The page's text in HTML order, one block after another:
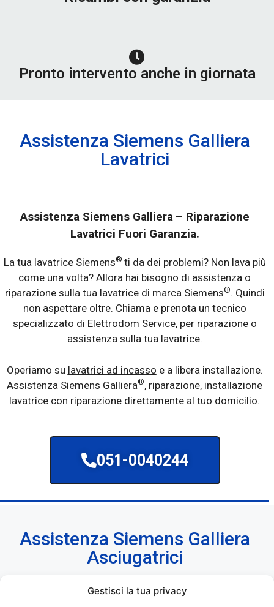
Gestisci la tua privacy
Pronto intervento anche in giornata
Assistenza Siemens Galliera
Lavatrici
Assistenza Siemens Galliera – Riparazione
Lavatrici Fuori Garanzia.
La tua lavatrice Siemens® ti da dei problemi? Non lava più
come una volta? Allora hai bisogno di assistenza o
riparazione sulla tua lavatrice di marca Siemens®. Quindi
non aspettare oltre. Chiama e prenota un tecnico
specializzato di Elettrodom Service, per riparazione o
assistenza sulla tua lavatrice.
Operiamo su lavatrici ad incasso e a libera installazione.
Assistenza Siemens Galliera®, riparazione, installazione
lavatrice con riparazione direttamente al tuo domicilio.
051-0040244
Assistenza Siemens Galliera
Asciugatrici